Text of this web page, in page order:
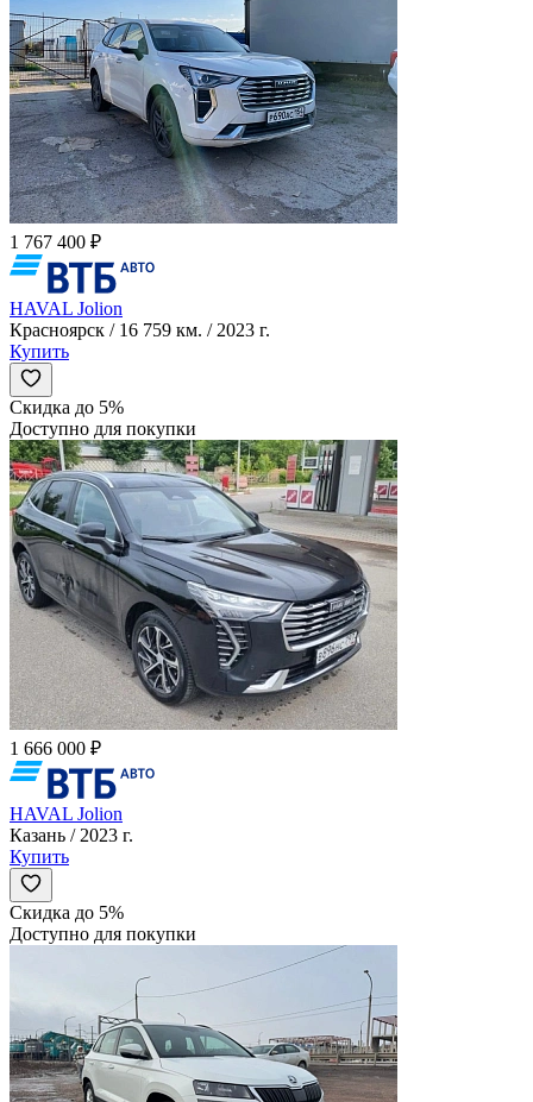
1 767 400 ₽
HAVAL Jolion
Красноярск / 16 759 км. / 2023 г.
Купить
Скидка до 5%
Доступно для покупки
1 666 000 ₽
HAVAL Jolion
Казань / 2023 г.
Купить
Скидка до 5%
Доступно для покупки